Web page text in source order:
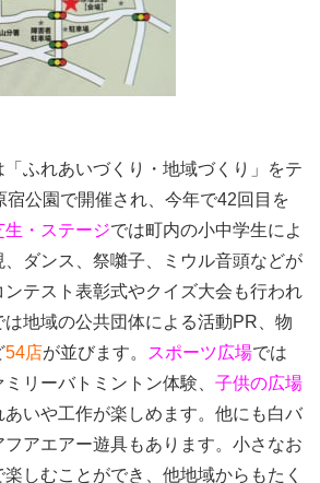
「ふれあいづくり・地域づくり」をテ
宿公園で開催され、今年で42回目を
・ ステージでは町内の小中学生によ
、ダンス、祭囃子、ミウル音頭などが
テスト表彰式やクイズ大会も行われ
は地域の公共団体による活動PR、物
54店が並びます。 スポーツ広場では
リーバトミントン体験、 子供の広場
いや工作が楽しめます。他にも白バ
アエアー遊具もあります。小さなお
しむことができ、他地域からもたく